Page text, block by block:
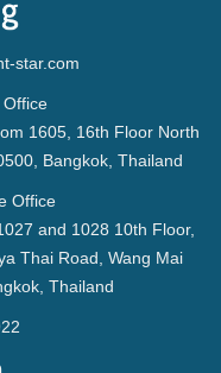
star.com
1605, 16th Floor North
Bangkok, Thailand
Office
and 1028 10th Floor,
Thai Road, Wang Mai
Thailand